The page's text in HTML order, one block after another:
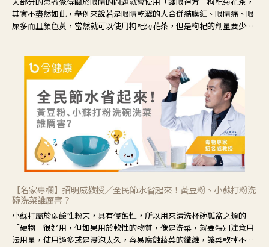
其實不盡然如此，舉例來說若是眼睛乾澀的人合併結膜紅、眼睛痛、眼
屎多而且顏色黃，當然就可以使用枸杞菊花茶，但是枸杞的劑量要少，
候就要使用菊花、金銀花來治療；假如單純的眼睛乾澀，結膜沒有紅，
眼睛周圍沒有眼屎，這種情況是屬於「陰虛」，就可以使用枸杞、蓮
藕、麥門冬、山藥等比較滋潤的藥材，效果就更顯著。
【名家專欄】招明威教授／全民節水省起來！黃豆粉、小蘇打粉洗
碗洗菜誰厲害？
小蘇打屬於弱鹼性粉末，具有侵蝕性，所以用來清洗杯碗瓢盆之類的
「硬物」很好用，但如果用於軟性的物質，像是洗菜，就要特別注意用
法用量，使用過多或是浸泡太久，容易腐蝕蔬菜的纖維，讓菜軟掉不清